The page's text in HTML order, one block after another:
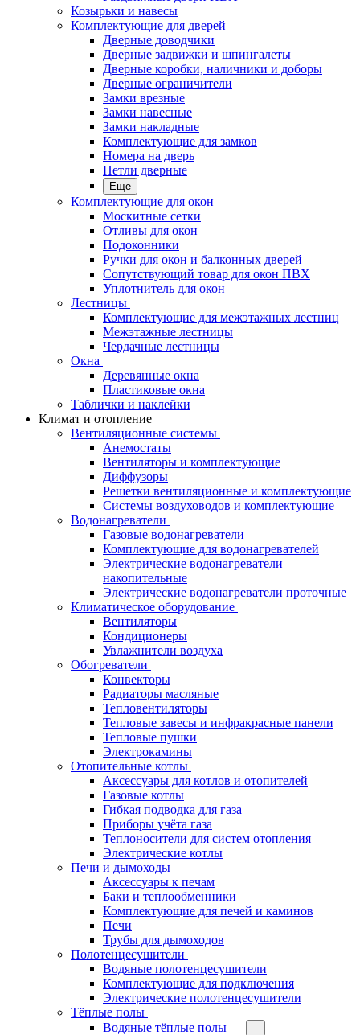
Козырьки и навесы
Комплектующие для дверей
Дверные доводчики
Дверные задвижки и шпингалеты
Дверные коробки, наличники и доборы
Дверные ограничители
Замки врезные
Замки навесные
Замки накладные
Комплектующие для замков
Номера на дверь
Петли дверные
Еще
Комплектующие для окон
Москитные сетки
Отливы для окон
Подоконники
Ручки для окон и балконных дверей
Сопутствующий товар для окон ПВХ
Уплотнитель для окон
Лестницы
Комплектующие для межэтажных лестниц
Межэтажные лестницы
Чердачные лестницы
Окна
Деревянные окна
Пластиковые окна
Таблички и наклейки
Климат и отопление
Вентиляционные системы
Анемостаты
Вентиляторы и комплектующие
Диффузоры
Решетки вентиляционные и комплектующие
Системы воздуховодов и комплектующие
Водонагреватели
Газовые водонагреватели
Комплектующие для водонагревателей
Электрические водонагреватели
накопительные
Электрические водонагреватели проточные
Климатическое оборудование
Вентиляторы
Кондиционеры
Увлажнители воздуха
Обогреватели
Конвекторы
Радиаторы масляные
Тепловентиляторы
Тепловые завесы и инфракрасные панели
Тепловые пушки
Электрокамины
Отопительные котлы
Аксессуары для котлов и отопителей
Газовые котлы
Гибкая подводка для газа
Приборы учёта газа
Теплоносители для систем отопления
Электрические котлы
Печи и дымоходы
Аксессуары к печам
Баки и теплообменники
Комплектующие для печей и каминов
Печи
Трубы для дымоходов
Полотенцесушители
Водяные полотенцесушители
Комплектующие для подключения
Электрические полотенцесушители
Тёплые полы
Водяные тёплые полы